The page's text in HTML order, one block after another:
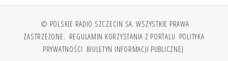
© POLSKIE RADIO SZCZECIN SA. WSZYSTKIE PRAWA
ZASTRZEŻONE. REGULAMIN KORZYSTANIA Z PORTALU POLITYKA
PRYWATNOŚCI BIULETYN INFORMACJI PUBLICZNEJ